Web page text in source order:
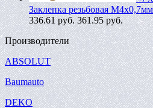
Заклепка резьбовая
336.61руб. 361.95 руб.
Производители
ABSOLUT
Baumauto
DEKO